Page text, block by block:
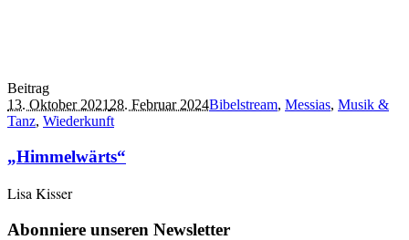
Beitrag
13. Oktober 2021 28. Februar 2024Bibelstream, Messias, Musik &
Tanz, Wiederkunft
„Himmelwärts“
Lisa Kisser
Abonniere unseren Newsletter